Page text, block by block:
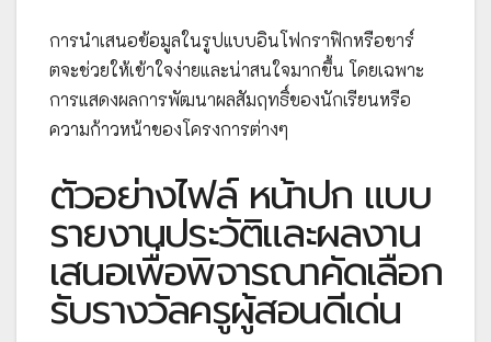
การนำเสนอข้อมูลในรูปแบบอินโฟกราฟิกหรือชาร์
ตจะช่วยให้เข้าใจง่ายและน่าสนใจมากขึ้น โดยเฉพาะ
การแสดงผลการพัฒนาผลสัมฤทธิ์ของนักเรียนหรือ
ความก้าวหน้าของโครงการต่างๆ
ตัวอย่างไฟล์ หน้าปก แบบ
รายงานประวัติและผลงาน
เสนอเพื่อพิจารณาคัดเลือก
รับรางวัลครูผู้สอนดีเด่น